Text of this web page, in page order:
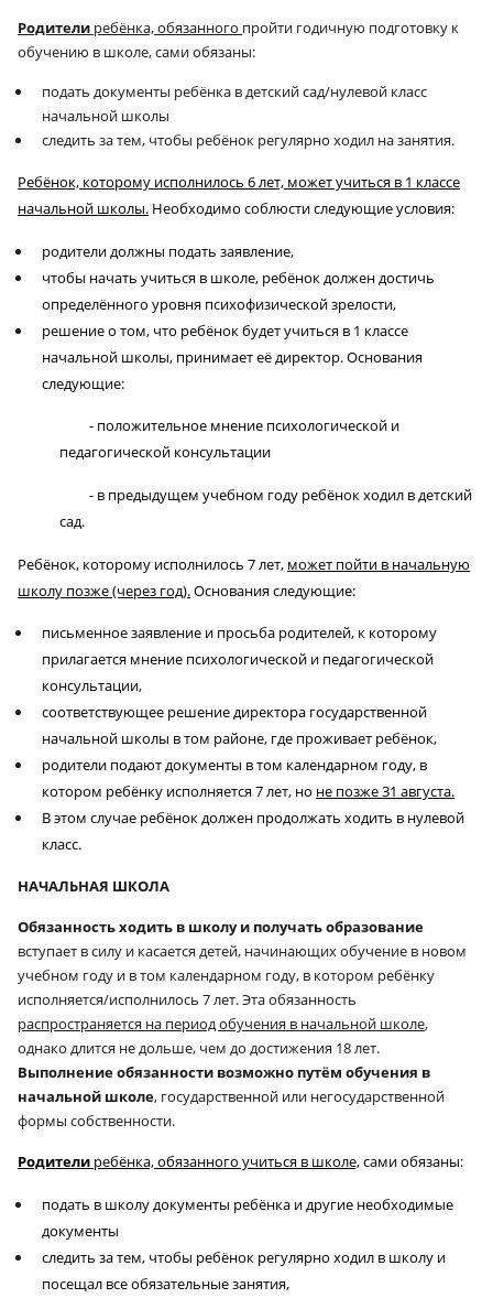
Родители ребёнка, обязанного пройти годичную подготовку к
обучению в школе, сами обязаны:
подать документы ребёнка в детский сад/нулевой класс
начальной школы
следить за тем, чтобы ребёнок регулярно ходил на занятия.
Ребёнок, которому исполнилось 6 лет, может учиться в 1 классе
начальной школы. Необходимо соблюсти следующие условия:
родители должны подать заявление,
чтобы начать учиться в школе, ребёнок должен достичь
определённого уровня психофизической зрелости,
решение о том, что ребёнок будет учиться в 1 классе
начальной школы, принимает её директор. Основания
следующие:
- положительное мнение психологической и
педагогической консультации
- в предыдущем учебном году ребёнок ходил в детский
сад.
Ребёнок, которому исполнилось 7 лет, может пойти в начальную
школу позже (через год).Основания следующие:
письменное заявление и просьба родителей, к которому
прилагается мнение психологической и педагогической
консультации,
соответствующее решение директора государственной
начальной школы в том районе, где проживает ребёнок,
родители подают документы в том календарном году, в
котором ребёнку исполняется 7 лет, но не позже 31 августа.
В этом случае ребёнок должен продолжать ходить в нулевой
класс.
НАЧАЛЬНАЯ ШКОЛА
Обязанность ходить в школу и получать образование
вступает в силу и касается детей, начинающих обучение в новом
учебном году и в том календарном году, в котором ребёнку
исполняется/исполнилось 7 лет. Эта обязанность
распространяется на период обучения в начальной школе,
однако длится не дольше, чем до достижения 18 лет.
Выполнение обязанности возможно путём обучения в
начальной школе, государственной или негосударственной
формы собственности.
Родители ребёнка, обязанного учиться в школе,сами обязаны:
подать в школу документы ребёнка и другие необходимые
документы
следить за тем, чтобы ребёнок регулярно ходил в школу и
посещал все обязательные занятия,